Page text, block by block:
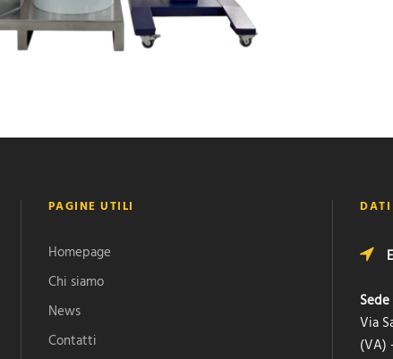
PAGINE UTILI
Homepage
Chi siamo
News
Contatti
Via
(VA)